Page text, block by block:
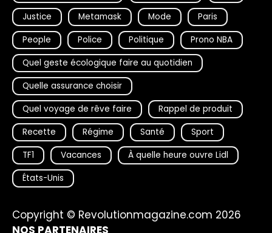
Justice
Metamask Mode
Paris
People
Police Politique
Prono NBA
Quel geste écologique faire au quotidien
Quelle assurance choisir
Quel voyage de rêve faire
Rappel de produit
Recette
Régime Santé
Sport
TF1
Vacances
À quelle heure ouvre Lidl
États-Unis
Copyright © Revolutionmagazine.com 2026
NOS PARTENAIRES